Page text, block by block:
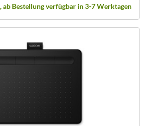
ab Bestellung verfügbar in 3-7 Werktagen